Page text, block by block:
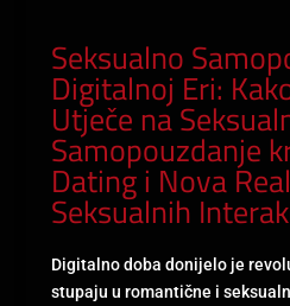
Seksualno
Digitalnoj Eri:
Utječe na
Samopouzdanje
Dating i Nova
Seksualnih
Digitalno doba donijelo je
stupaju u romantične i